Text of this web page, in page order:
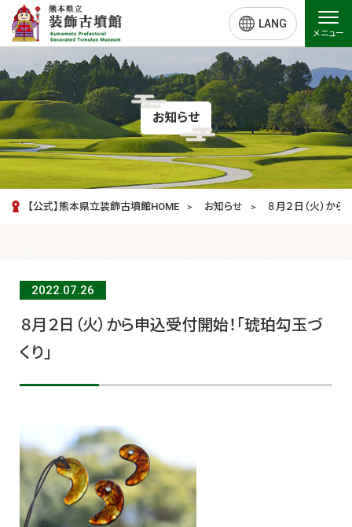
LANG
メニュー
お知らせ
【公式】熊本県立装飾古墳館HOME お知らせ ８月２日（火）から
2022.07.26
８月２日（火）から申込受付開始！「琥珀勾玉づ
くり」